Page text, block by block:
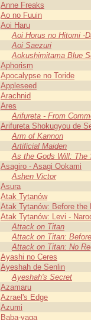
Anne Freaks
Ao no Fuuin
Aoi Haru
Aoi Horus no Hitomi -
Aoi Saezuri
Aokushimitama Blue
Aphorism
Apocalypse no Toride
Appleseed
Arachnid
Ares
Arifureta - From
Arifureta Shokugyou de
Arm of Kannon
Artificial Maiden
As the Gods Will: The
Asagiro - Asagi Ookami
Ashen Victor
Asura
Atak Tytanów
Atak Tytanów: Before the
Atak Tytanów: Levi -
Attack on Titan
Attack on Titan:
Attack on Titan: No
Ayashi no Ceres
Ayeshah de Senlin
Ayeshah's Secret
Azamaru
Azrael's Edge
Azumi
Baba-yaga